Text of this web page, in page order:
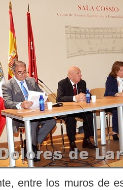
entre los muros de